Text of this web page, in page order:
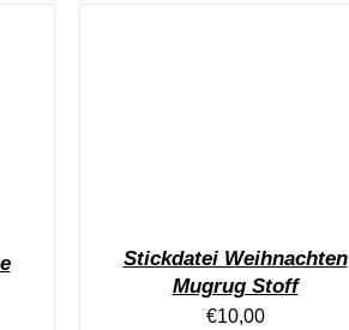
Stickdatei Weihnachten
Mugrug Stoff
€10,00